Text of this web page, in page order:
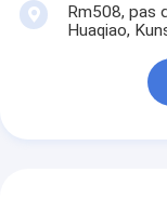
Rm508, pas
Huaqiao,